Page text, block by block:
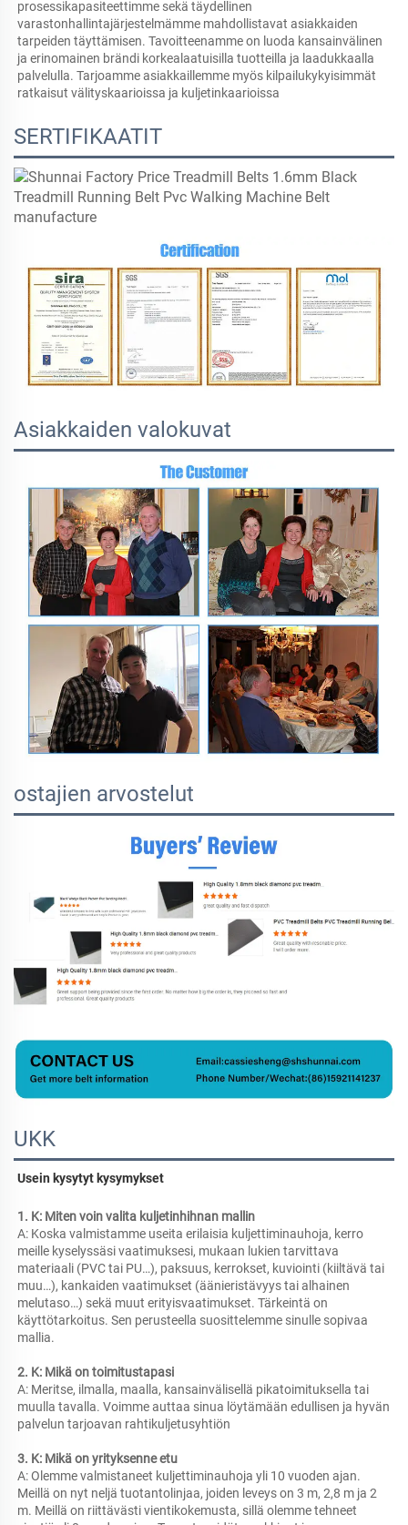
prosessikapasiteettimme sekä täydellinen
varastonhallintajärjestelmämme mahdollistavat asiakkaiden
tarpeiden täyttämisen. Tavoitteenamme on luoda kansainvälinen
ja erinomainen brändi korkealaatuisilla tuotteilla ja laadukkaalla
palvelulla. Tarjoamme asiakkaillemme myös kilpailukykyisimmät
ratkaisut välityskaarioissa ja kuljetinkaarioissa
SERTIFIKAATIT
Asiakkaiden valokuvat
ostajien arvostelut
UKK
Usein kysytyt kysymykset
1. K: Miten voin valita kuljetinhihnan mallin
A: Koska valmistamme useita erilaisia kuljettiminauhoja, kerro
meille kyselyssäsi vaatimuksesi, mukaan lukien tarvittava
materiaali (PVC tai PU…), paksuus, kerrokset, kuviointi (kiiltävä tai
muu…), kankaiden vaatimukset (äänieristävyys tai alhainen
melutaso…) sekä muut erityisvaatimukset. Tärkeintä on
käyttötarkoitus. Sen perusteella suosittelemme sinulle sopivaa
mallia.
2. K: Mikä on toimitustapasi
A: Meritse, ilmalla, maalla, kansainvälisellä pikatoimituksella tai
muulla tavalla. Voimme auttaa sinua löytämään edullisen ja hyvän
palvelun tarjoavan rahtikuljetusyhtiön
3. K: Mikä on yrityksenne etu
A: Olemme valmistaneet kuljettiminauhoja yli 10 vuoden ajan.
Meillä on nyt neljä tuotantolinjaa, joiden leveys on 3 m, 2,8 m ja 2
m. Meillä on riittävästi vientikokemusta, sillä olemme tehneet